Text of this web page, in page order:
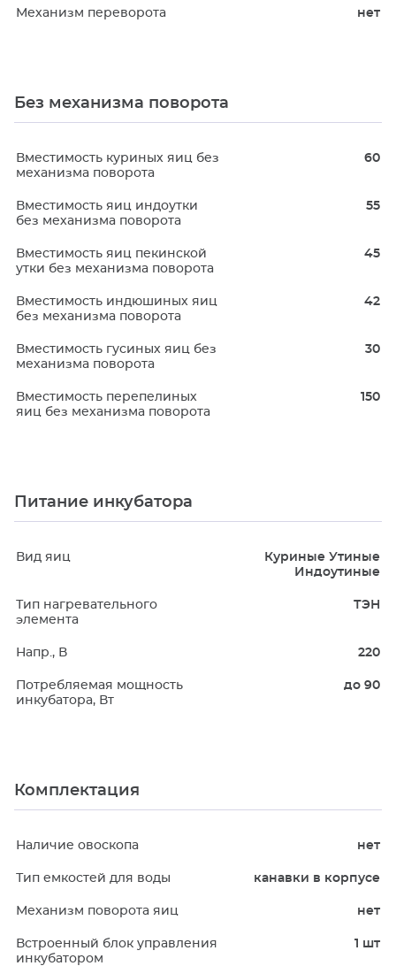
Механизм переворота нет
Без механизма поворота
Вместимость куриных яиц без
механизма поворота
60
Вместимость яиц индоутки
без механизма поворота
55
Вместимость яиц пекинской
утки без механизма поворота
45
Вместимость индюшиных яиц
без механизма поворота
42
Вместимость гусиных яиц без
механизма поворота
30
Вместимость перепелиных
яиц без механизма поворота
150
Питание инкубатора
Вид яиц
Куриные Утиные
Индоутиные
Тип нагревательного
элемента
ТЭН
Напр., В 220
Потребляемая мощность
инкубатора, Вт
до 90
Комплектация
Наличие овоскопа нет
Тип емкостей для воды канавки в корпусе
Механизм поворота яиц нет
Встроенный блок управления
инкубатором
1 шт